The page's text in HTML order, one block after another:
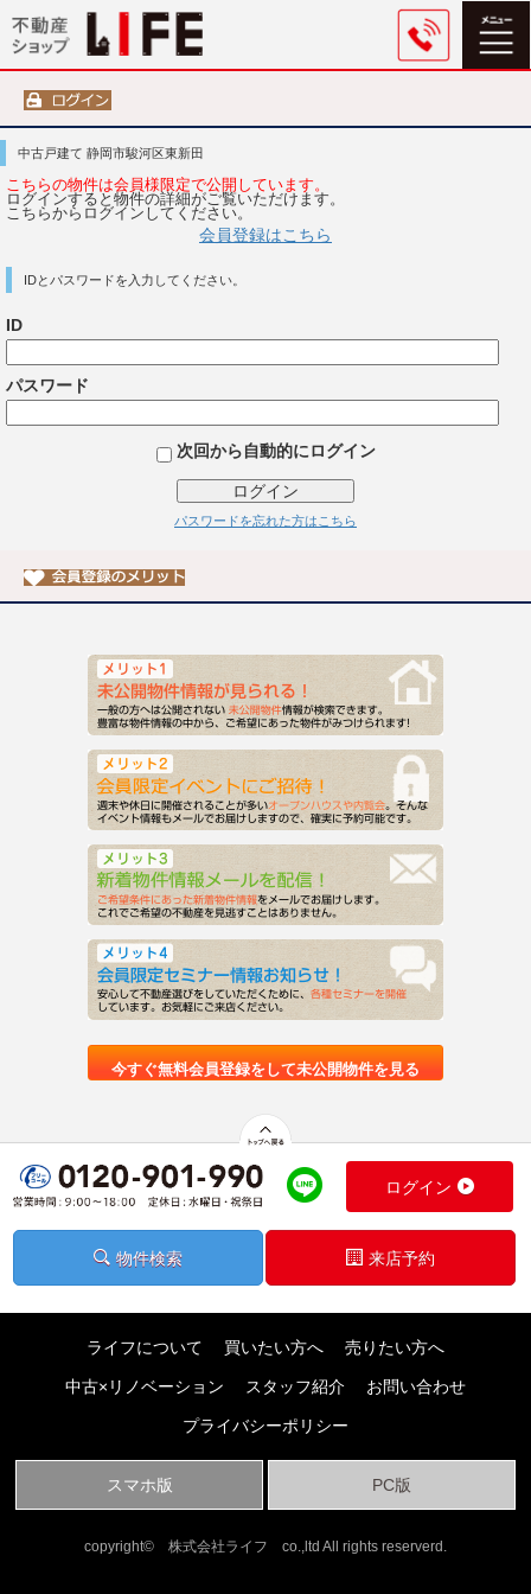
中古戸建て 静岡市駿河区東新田
こちらの物件は会員様限定で公開しています。
ログインすると物件の詳細がご覧いただけます。
こちらからログインしてください。
会員登録はこちら
IDとパスワードを入力してください。
ID
パスワード
次回から自動的にログイン
ログイン
パスワードを忘れた方はこちら
今すぐ無料会員登録をして未公開物件を見る
ログイン
物件検索 来店予約
ライフについて 買いたい方へ 売りたい方へ
中古×リノベーション スタッフ紹介 お問い合わせ
プライバシーポリシー
スマホ版 PC版
copyright© 株式会社ライフ co.,ltd All rights reserverd.